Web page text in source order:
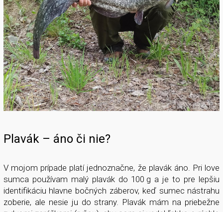
Plavák – áno či nie?
V mojom prípade platí jednoznačne, že plavák áno. Pri love
sumca používam malý plavák do 100 g a je to pre lepšiu
identifikáciu hlavne bočných záberov, keď sumec nástrahu
zoberie, ale nesie ju do strany. Plavák mám na priebežne